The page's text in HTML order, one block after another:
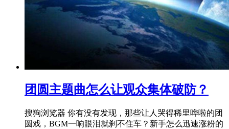
团圆主题曲怎么让观众集体破防？
搜狗浏览器 你有没有发现，那些让人哭得稀里哗啦的团
圆戏，BGM一响眼泪就刹不住车？新手怎么迅速涨粉的